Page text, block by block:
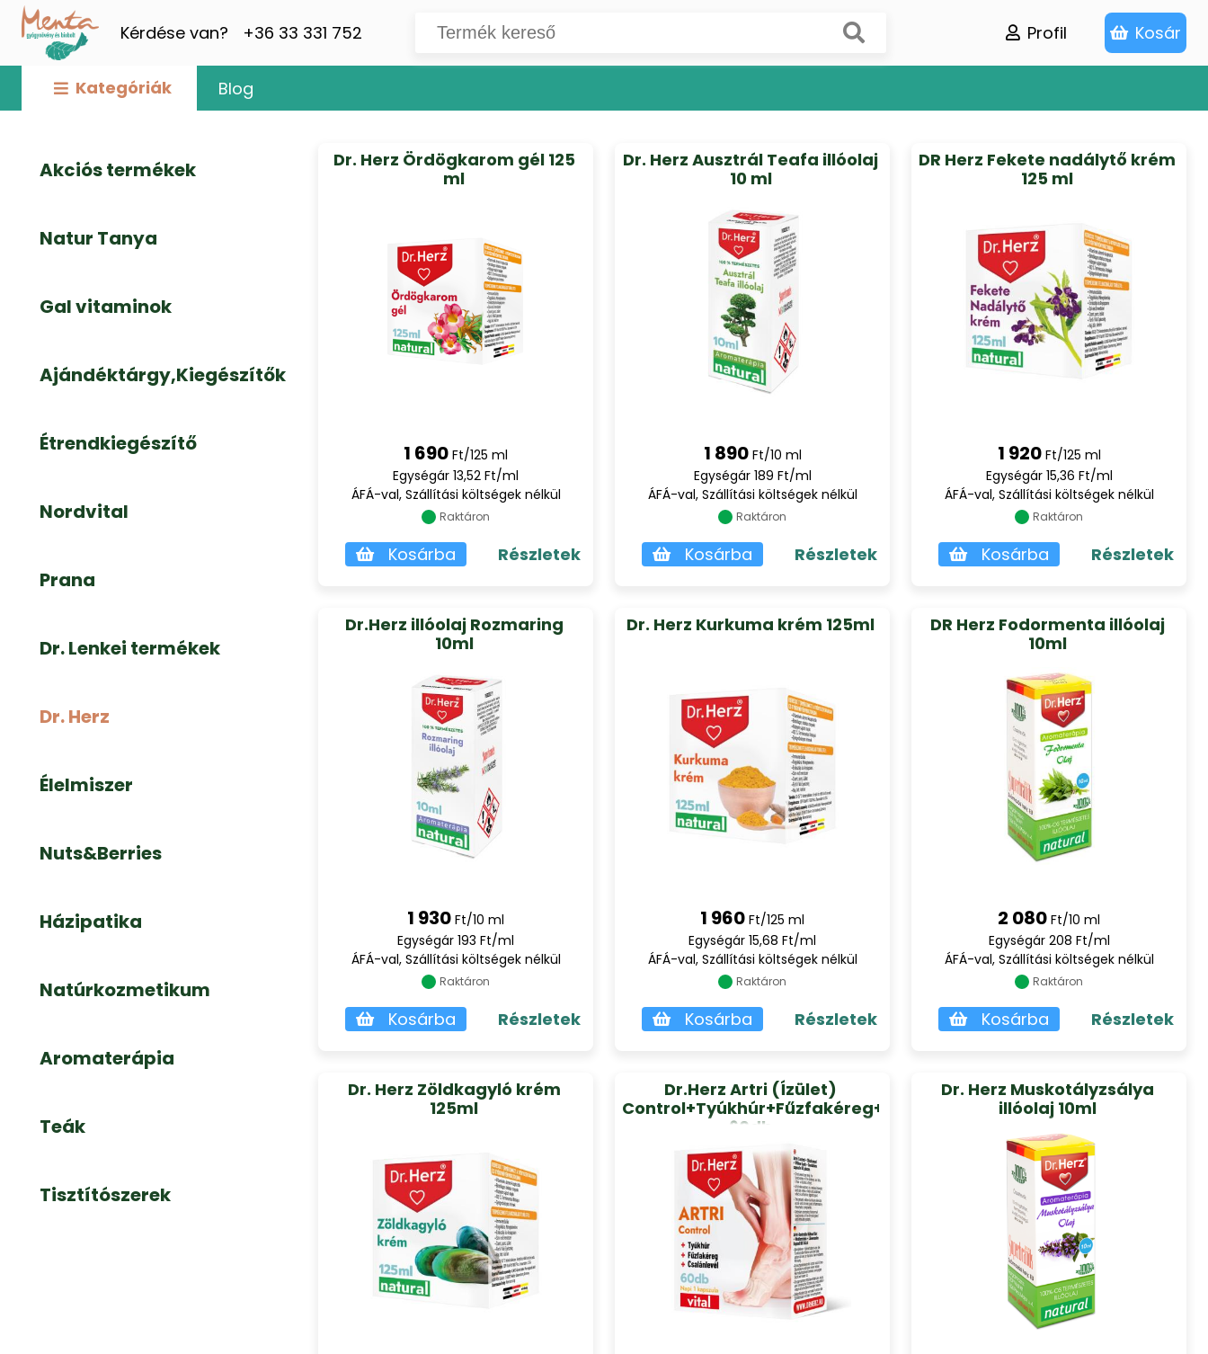
Kérdése van? +36 33 331 752 Profil Kosár
Kategóriák Blog
Akciós termékek
Natur Tanya
Gal vitaminok
Ajándéktárgy,Kiegészítők
Étrendkiegészítő
Nordvital
Prana
Dr. Lenkei termékek
Dr. Herz
Élelmiszer
Nuts&Berries
Házipatika
Natúrkozmetikum
Aromaterápia
Teák
Tisztítószerek
Dr. Herz Ördögkarom gél 125
ml
1 690 Ft/125 ml
Egységár 13,52 Ft/ml
ÁFÁ-val, Szállítási költségek nélkül
Raktáron
Kosárba Részletek
Dr. Herz Ausztrál Teafa illóolaj
10 ml
1 890 Ft/10 ml
Egységár 189 Ft/ml
ÁFÁ-val, Szállítási költségek nélkül
Raktáron
Kosárba Részletek
DR Herz Fekete nadálytő krém
125 ml
1 920 Ft/125 ml
Egységár 15,36 Ft/ml
ÁFÁ-val, Szállítási költségek nélkül
Raktáron
Kosárba Részletek
Dr.Herz illóolaj Rozmaring
10ml
1 930 Ft/10 ml
Egységár 193 Ft/ml
ÁFÁ-val, Szállítási költségek nélkül
Raktáron
Kosárba Részletek
Dr. Herz Kurkuma krém 125ml
1 960 Ft/125 ml
Egységár 15,68 Ft/ml
ÁFÁ-val, Szállítási költségek nélkül
Raktáron
Kosárba Részletek
DR Herz Fodormenta illóolaj
10ml
2 080 Ft/10 ml
Egységár 208 Ft/ml
ÁFÁ-val, Szállítási költségek nélkül
Raktáron
Kosárba Részletek
Dr. Herz Zöldkagyló krém
125ml
Dr.Herz Artri (Ízület)
Control+Tyúkhúr+Fűzfakéreg+Csalánlevél
60db
Dr. Herz Muskotályzsálya
illóolaj 10ml